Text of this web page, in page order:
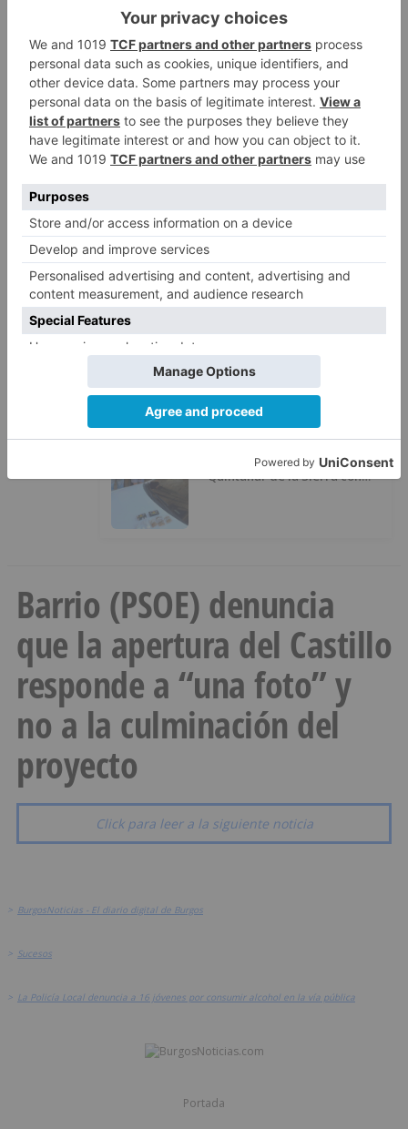
LO ÚLTIMO
1
Felix Gall asalta el liderato con
una exhibición en El Escudo
Santiago Lencina, nuevo
refuerzo del Burgos CF para la
3
El Burgos CF anuncia que Álex
Lizancos ha sido operado con
éxito del menisco de su rodilla
Detienen a un joven de 27 años
por el robo de cableado y por
atentado contra los agentes
Detenidas tres personas en
Quintanar de la Sierra con
Barrio (PSOE) denuncia
que la apertura del Castillo
responde a “una foto” y
no a la culminación del
proyecto
Click para leer a la siguiente noticia
> BurgosNoticias - El diario digital de Burgos
> Sucesos
> La Policía Local denuncia a 16 jóvenes por consumir alcohol en la vía pública
Portada